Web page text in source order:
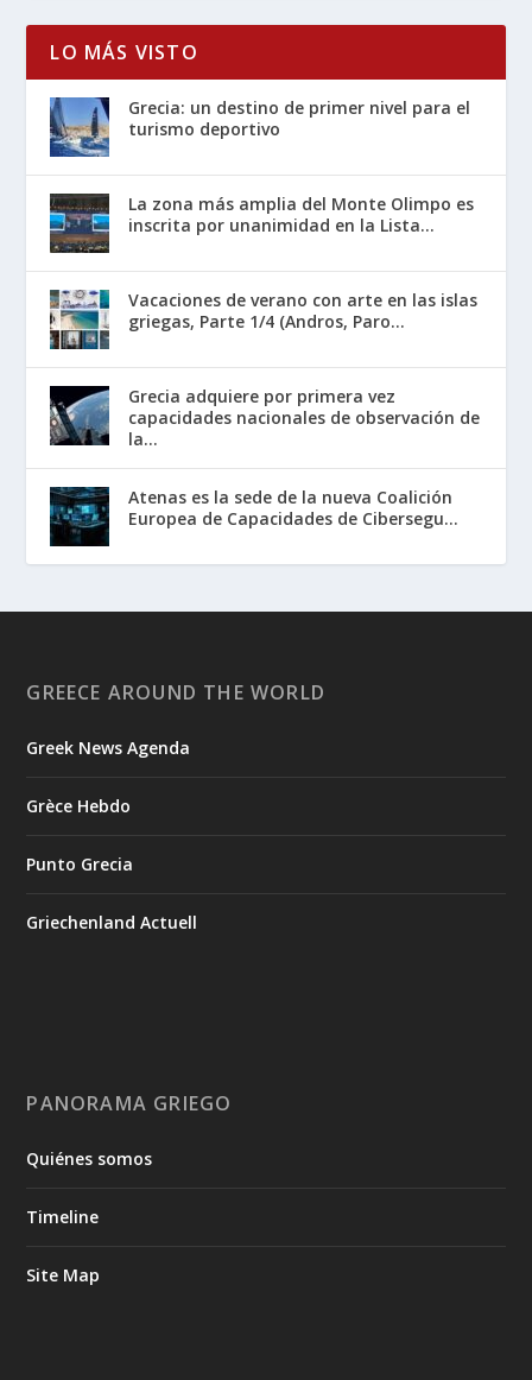
LO MÁS VISTO
Grecia: un destino de primer nivel para el
turismo deportivo
La zona más amplia del Monte Olimpo es
inscrita por unanimidad en la Lista...
Vacaciones de verano con arte en las islas
griegas, Parte 1/4 (Andros, Paro...
Grecia adquiere por primera vez
capacidades nacionales de observación de
la...
Atenas es la sede de la nueva Coalición
Europea de Capacidades de Cibersegu...
GREECE AROUND THE WORLD
Greek News Agenda
Grèce Hebdo
Punto Grecia
Griechenland Actuell
PANORAMA GRIEGO
Quiénes somos
Timeline
Site Map